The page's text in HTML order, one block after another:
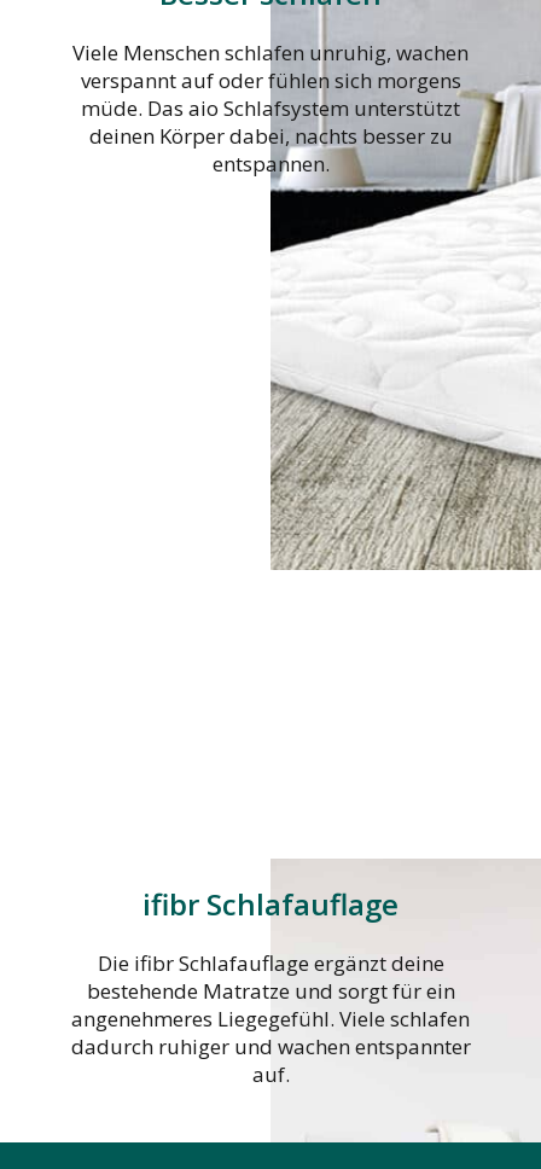
Viele Menschen schlafen unruhig, wachen
verspannt auf oder fühlen sich morgens
müde. Das aio Schlafsystem unterstützt
deinen Körper dabei, nachts besser zu
entspannen.
ifibr Schlafauflage
Die ifibr Schlafauflage ergänzt deine
bestehende Matratze und sorgt für ein
angenehmeres Liegegefühl. Viele schlafen
dadurch ruhiger und wachen entspannter
auf.